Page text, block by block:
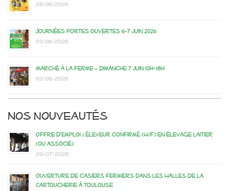
28/06/2026
Journées portes ouvertes 6-7 juin 2026
03/06/2026
Marché à la ferme – dimanche 7 juin 10h-18h
03/06/2026
Nos nouveautés
Offre d’emploi : éleveur confirmé (H/F) en élevage laitier
(ou associé)
29/07/2026
Ouverture de casiers fermiers dans les Halles de la
Cartoucherie à Toulouse